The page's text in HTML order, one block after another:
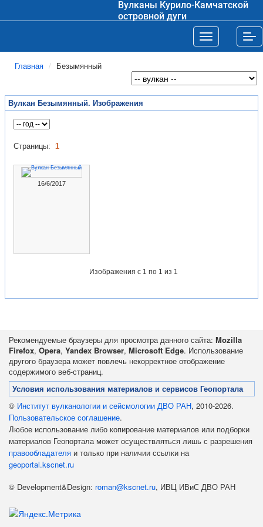
Вулканы Курило-Камчатской
островной дуги
Toggle
Главная Безымянный
Вулкан Безымянный. Изображения
Страницы: 1
16/6/2017
Изображения с 1 по 1 из 1
Рекомендуемые браузеры для просмотра данного сайта: Mozilla
Firefox, Opera, Yandex Browser, Microsoft Edge. Использование
другого браузера может повлечь некорректное отображение
содержимого веб-страниц.
Условия использования материалов и сервисов Геопортала
© Институт вулканологии и сейсмологии ДВО РАН, 2010-2026.
Пользовательское соглашение.
Любое использование либо копирование материалов или подборки
материалов Геопортала может осуществляться лишь с разрешения
правообладателя и только при наличии ссылки на
geoportal.kscnet.ru
© Development&Design: roman@kscnet.ru, ИВЦ ИВиС ДВО РАН